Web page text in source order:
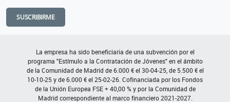
SUSCRIBIRME
La empresa ha sido beneficiaria de una subvención por el
programa "Estímulo a la Contratación de Jóvenes" en el ámbito
de la Comunidad de Madrid de 6.000 € el 30-04-25, de 5.500 € el
10-10-25 y de 6.000 € el 25-02-26. Cofinanciada por los Fondos
de la Unión Europea FSE + 40,00 % y por la Comunidad de
Madrid correspondiente al marco financiero 2021-2027.